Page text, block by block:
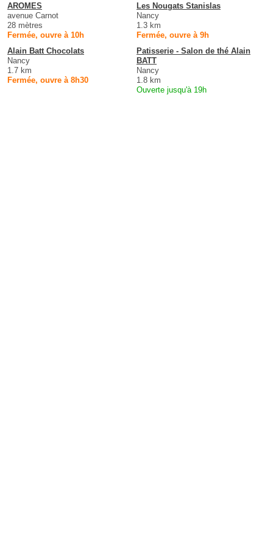
AROMES
avenue Carnot
28 mètres
Fermée, ouvre à 10h
Les Nougats Stanislas
Nancy
1.3 km
Fermée, ouvre à 9h
Alain Batt Chocolats
Nancy
1.7 km
Fermée, ouvre à 8h30
Patisserie - Salon de thé Alain
BATT
Nancy
1.8 km
Ouverte jusqu'à 19h